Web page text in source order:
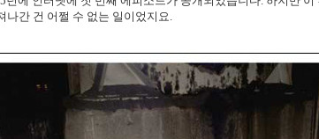
나간 건 어쩔 수 없는 일이었지요.